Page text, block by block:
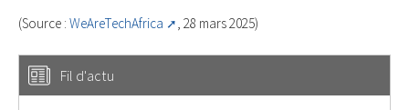
(Source : WeAreTechAfrica , 28 mars 2025)
Fil d'actu